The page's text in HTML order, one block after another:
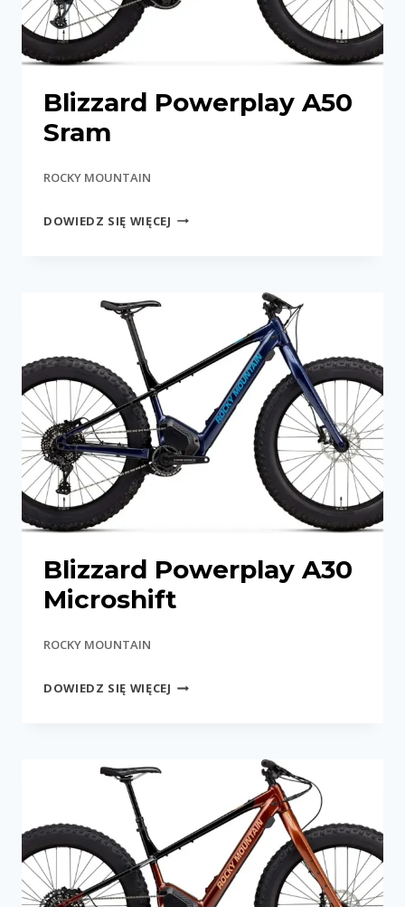
Blizzard Powerplay A50
Sram
ROCKY MOUNTAIN
DOWIEDZ SIĘ WIĘCEJ BLIZZARD
Blizzard Powerplay A30
Microshift
ROCKY MOUNTAIN
DOWIEDZ SIĘ WIĘCEJ BLIZZARD